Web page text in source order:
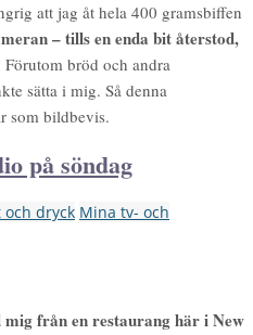
att jag åt hela 400 gramsbiffen
– tills en enda bit återstod,
Förutom bröd och andra
sätta i mig. Så denna
som bildbevis.
på söndag
och dryck Mina tv- och
från en restaurang här i New